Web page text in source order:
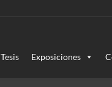
Tesis Exposiciones